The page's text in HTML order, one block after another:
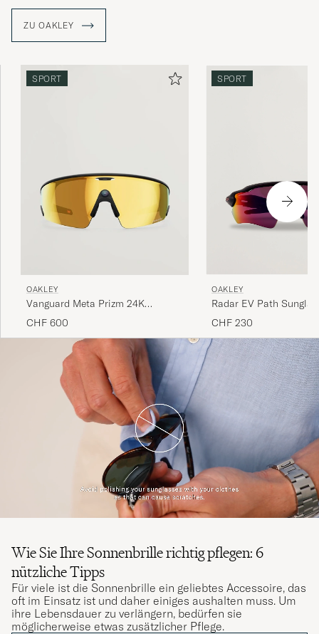
ZU OAKLEY
SPORT
OAKLEY
Vanguard Meta Prizm 24K
Sunglasses Gold
CHF 600
SPORT
OAKLEY
Radar EV Path
Black
CHF 230
Wie Sie Ihre Sonnenbrille richtig pflegen: 6
nützliche Tipps
Für viele ist die Sonnenbrille ein geliebtes Accessoire, das
oft im Einsatz ist und daher einiges aushalten muss. Um
ihre Lebensdauer zu verlängern, bedürfen sie
möglicherweise etwas zusätzlicher Pflege.